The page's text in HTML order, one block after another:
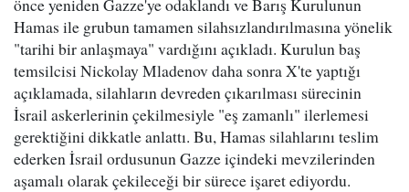
önce yeniden Gazze'ye odaklandı ve Barış Kurulunun
Hamas ile grubun tamamen silahsızlandırılmasına yönelik
"tarihi bir anlaşmaya" vardığını açıkladı. Kurulun baş
temsilcisi Nickolay Mladenov daha sonra X'te yaptığı
açıklamada, silahların devreden çıkarılması sürecinin
İsrail askerlerinin çekilmesiyle "eş zamanlı" ilerlemesi
gerektiğini dikkatle anlattı. Bu, Hamas silahlarını teslim
ederken İsrail ordusunun Gazze içindeki mevzilerinden
aşamalı olarak çekileceği bir sürece işaret ediyordu.